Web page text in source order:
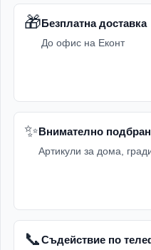
🎁Безплатна доставка
До офис на Еконт
✨Внимателно
Артикули за дома,
📞Съдействие по